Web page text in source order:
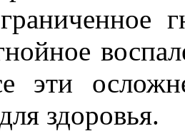
эти
здоровья.